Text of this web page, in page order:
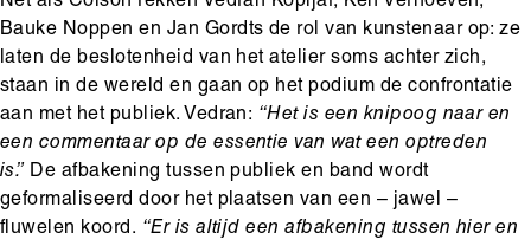
Bauke Noppen en Jan Gordts de rol van kunstenaar op: ze
laten de beslotenheid van het atelier soms achter zich,
staan in de wereld en gaan op het podium de confrontatie
aan met het publiek. Vedran: “Het is een knipoog naar en
een commentaar op de essentie van wat een optreden
is.” De afbakening tussen publiek en band wordt
geformaliseerd door het plaatsen van een – jawel –
fluwelen koord. “Er is altijd een afbakening tussen hier en